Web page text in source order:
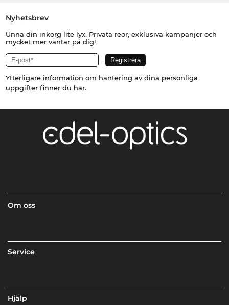
Nyhetsbrev
Unna din inkorg lite lyx. Privata reor, exklusiva kampanjer och
mycket mer väntar på dig!
Ytterligare information om hantering av dina personliga
uppgifter finner du här.
Om oss
Service
Hjälp